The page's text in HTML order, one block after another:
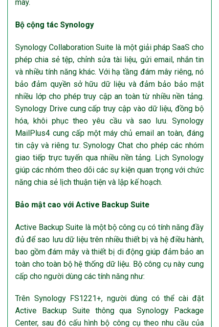
mây.
Bộ cộng tác Synology
Synology Collaboration Suite là một giải pháp SaaS cho
phép chia sẻ tệp, chỉnh sửa tài liệu, gửi email, nhắn tin
và nhiều tính năng khác. Với hạ tầng đám mây riêng, nó
bảo đảm quyền sở hữu dữ liệu và đảm bảo bảo mật
nhiều lớp cho phép truy cập an toàn từ nhiều nền tảng.
Synology Drive cung cấp truy cập vào dữ liệu, đồng bộ
hóa, khôi phục theo yêu cầu và sao lưu. Synology
MailPlus4 cung cấp một máy chủ email an toàn, đáng
tin cậy và riêng tư. Synology Chat cho phép các nhóm
giao tiếp trực tuyến qua nhiều nền tảng. Lịch Synology
giúp các nhóm theo dõi các sự kiện quan trọng với chức
năng chia sẻ lịch thuận tiện và lập kế hoạch.
Bảo mật cao với Active Backup Suite
Active Backup Suite là một bộ công cụ có tính năng đầy
đủ để sao lưu dữ liệu trên nhiều thiết bị và hệ điều hành,
bao gồm đám mây và thiết bị di động giúp đảm bảo an
toàn cho toàn bộ hệ thống dữ liệu. Bộ công cụ này cung
cấp cho người dùng các tính năng như:
Trên Synology FS1221+, người dùng có thể cài đặt
Active Backup Suite thông qua Synology Package
Center, sau đó cấu hình bộ công cụ theo nhu cầu của